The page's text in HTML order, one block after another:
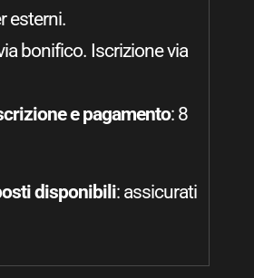
esterni.
bonifico. Iscrizione via
e pagamento: 8
disponibili: assicurati